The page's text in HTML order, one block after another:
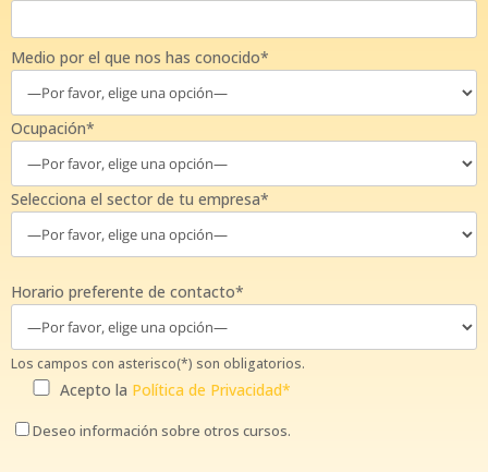
Medio por el que nos has conocido*
Ocupación*
Selecciona el sector de tu empresa*
Horario preferente de contacto*
Los campos con asterisco(*) son obligatorios.
Acepto la Política de Privacidad*
Deseo información sobre otros cursos.